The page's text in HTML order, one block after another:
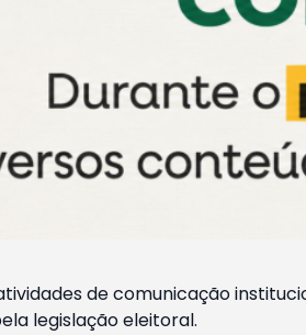
de comunicação
legislação eleitoral.